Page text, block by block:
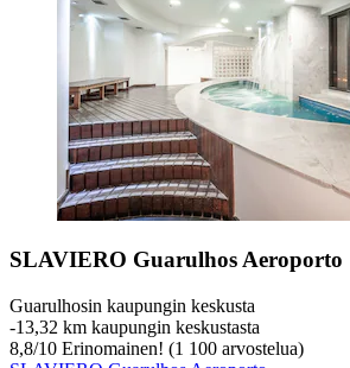
SLAVIERO Guarulhos Aeroporto
Guarulhosin kaupungin keskusta
‐13,32 km kaupungin keskustasta
8,8/10 Erinomainen! (1 100 arvostelua)